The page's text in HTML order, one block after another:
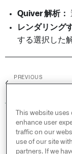
Quiver 解析：
レンダリング
する選択した
←
PREVIOUS
© 2026
reserved.
Cookies
This website
enhance user
traffic on our
use of our site
partners. If we